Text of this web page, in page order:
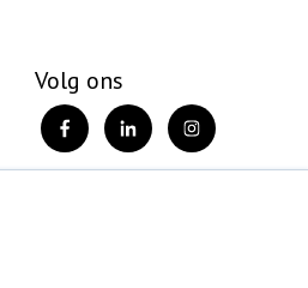
Volg ons